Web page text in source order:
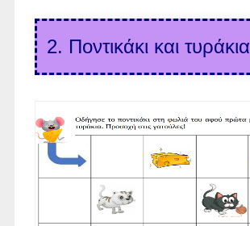
2. Ποντικάκι και τυράκια